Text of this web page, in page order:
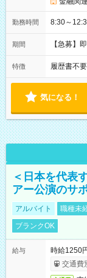
勤務時間 8:30～
期間 【急募】
特徴 履歴書不要
気になる！
＜日本を代表
アー公演のサ
アルバイト 職種未
ブランクOK
給与
時給1250
交通費